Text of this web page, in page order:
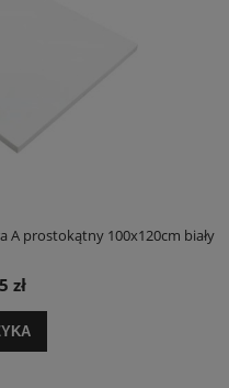
prostokątny 100x120cm biały
zł